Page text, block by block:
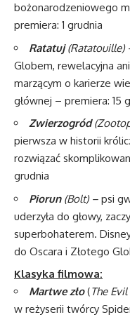
bożonarodzeniowego
premiera: 1 grudnia
Ratatuj(Ratatouille)
Globem, rewelacyjna
marzącym o karierze
głównej – premiera: 15
Zwierzogród
pierwsza w historii
rozwiązać
grudnia
Piorun(Bolt) – psi
uderzyła do głowy,
superbohaterem.
do Oscara i Złotego
Klasyka filmowa:
Martwe zło(The
w reżyserii twórcy